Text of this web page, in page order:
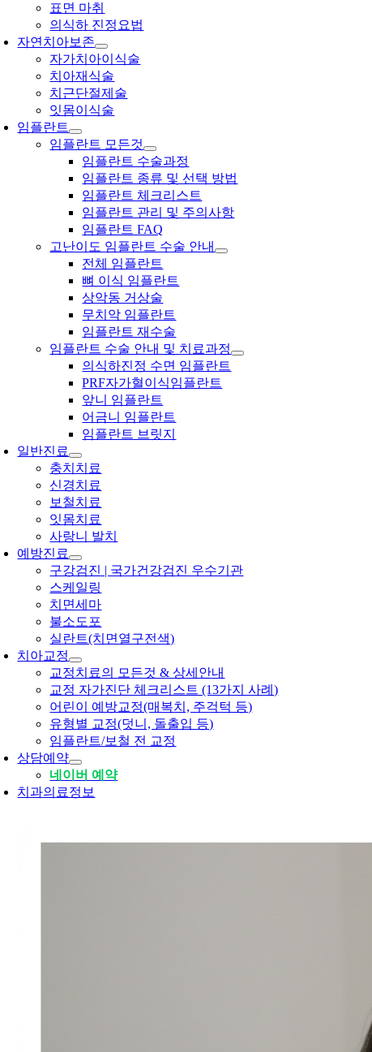
표면 마취
의식하 진정요법
자연치아보존
자가치아이식술
치아재식술
치근단절제술
잇몸이식술
임플란트
임플란트 모든것
임플란트 수술과정
임플란트 종류 및 선택 방법
임플란트 체크리스트
임플란트 관리 및 주의사항
임플란트 FAQ
고난이도 임플란트 수술 안내
전체 임플란트
뼈 이식 임플란트
상악동 거상술
무치악 임플란트
임플란트 재수술
임플란트 수술 안내 및 치료과정
의식하진정 수면 임플란트
PRF자가혈이식임플란트
앞니 임플란트
어금니 임플란트
임플란트 브릿지
일반진료
충치치료
신경치료
보철치료
잇몸치료
사랑니 발치
예방진료
구강검진 | 국가건강검진 우수기관
스케일링
치면세마
불소도포
실란트(치면열구전색)
치아교정
교정치료의 모든것 & 상세안내
교정 자가진단 체크리스트 (13가지 사례)
어린이 예방교정(매복치, 주걱턱 등)
유형별 교정(덧니, 돌출입 등)
임플란트/보철 전 교정
상담예약
네이버 예약
치과의료정보